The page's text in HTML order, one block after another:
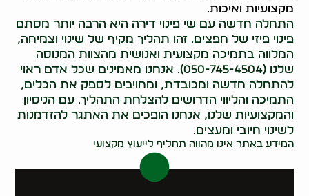
מקצועיות ואיכות.
התחלה חדשה עם שי פינוי דירה היא הרבה יותר מסתם
פינוי פיזי של חפצים. זהו תהליך מקיף של שינוי וצמיחה,
המלווה בתמיכה מקצועית ואנושית מהצוות המנוסה
שלנו (050-745-4504). אנחנו מאמינים שכל אדם ראוי
להתחלה חדשה ומכובדת, ומחויבים לספק את הכלים,
התמיכה והליווי הדרושים להצלחת התהליך. עם הניסיון
והמקצועיות שלנו, אנחנו הופכים את האתגר להזדמנות
לשינוי חיובי ומעצים.
המידע באתר אינו מהווה תחליף לייעוץ מקצועי